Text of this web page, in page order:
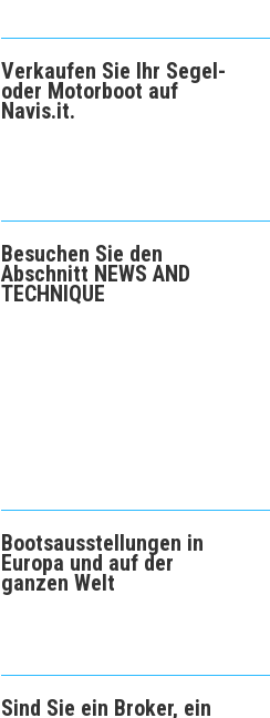
Verkaufen Sie Ihr Segel-
oder Motorboot auf
Navis.it.
Besuchen Sie den
Abschnitt NEWS AND
TECHNIQUE
Bootsausstellungen in
Europa und auf der
ganzen Welt
Sind Sie ein Broker, ein